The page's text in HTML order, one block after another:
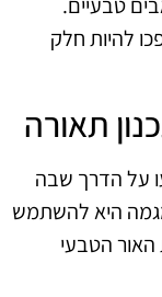
להיות חלק
תאורה
על הדרך שבה
היא להשתמש
הטבעי